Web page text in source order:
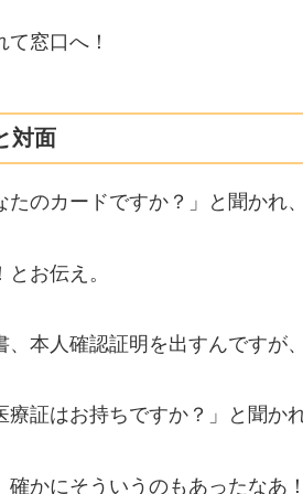
窓口へ！
対面
たのカードですか？」と聞かれ、
お伝え。
、本人確認証明を出すんですが、
療証はお持ちですか？」と聞か
確かにそういうのもあったなあ